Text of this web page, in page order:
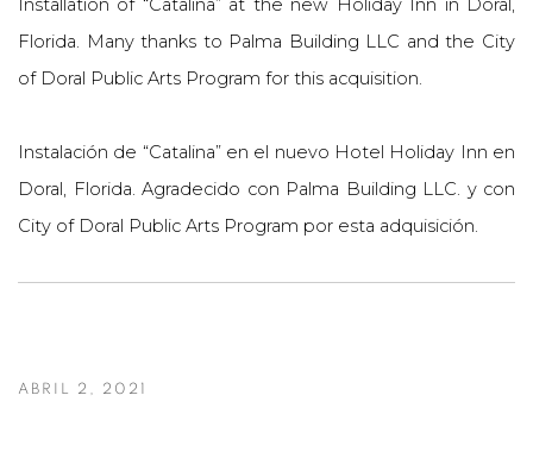
Installation of “Catalina” at the new Holiday Inn in Doral,
Florida. Many thanks to Palma Building LLC and the City
of Doral Public Arts Program for this acquisition.
Instalación de “Catalina” en el nuevo Hotel Holiday Inn en
Doral, Florida. Agradecido con Palma Building LLC. y con
City of Doral Public Arts Program por esta adquisición.
ABRIL 2, 2021